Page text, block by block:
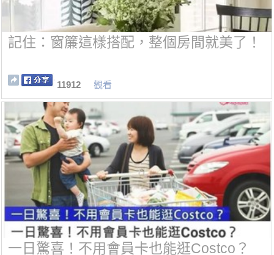
記住：窗簾這樣搭配，整個房間就美了！
11912 觀看
一日驚喜！不用會員卡也能逛Costco？